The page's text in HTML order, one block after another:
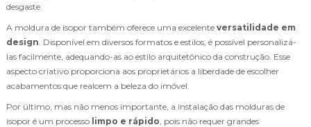
desgaste.
A moldura de isopor também oferece uma excelente versatilidade em
design . Disponível em diversos formatos e estilos, é possível personalizá-
las facilmente, adequando-as ao estilo arquitetônico da construção. Esse
aspecto criativo proporciona aos proprietários a liberdade de escolher
acabamentos que realcem a beleza do imóvel.
Por último, mas não menos importante, a instalação das molduras de
isopor é um processo limpo e rápido , pois não requer grandes